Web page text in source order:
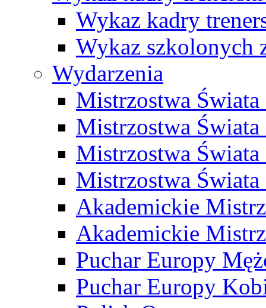
Wykaz kadry
Wykaz szkolonych
Wydarzenia
Mistrzostwa
Mistrzostwa
Mistrzostwa
Mistrzostwa
Akademickie
Akademickie
Puchar Europy
Puchar Europy